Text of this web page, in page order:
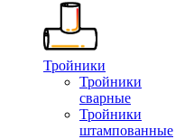
Тройники
Тройники
сварные
Тройники
штампованные